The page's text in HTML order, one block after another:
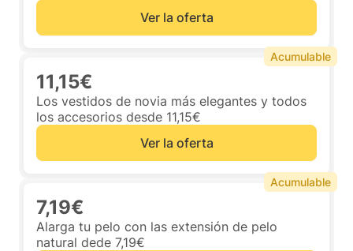
Ver la oferta
11,15€
Los vestidos de novia más elegantes y todos
los accesorios desde 11,15€
Ver la oferta
Acumulable
7,19€
Alarga tu pelo con las extensión de pelo
natural dede 7,19€
Acumulable